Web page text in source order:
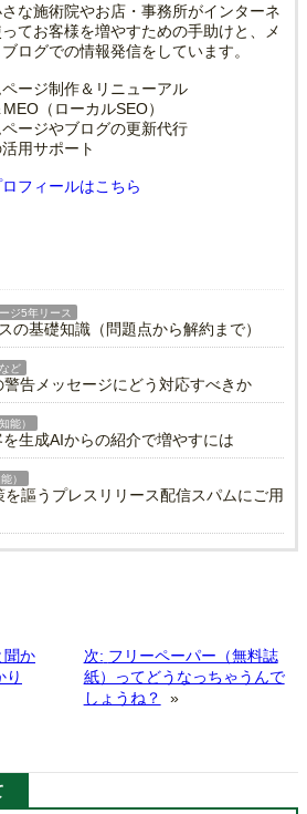
な施術院やお店・事務所がインターネ
てお客様を増やすための手助けと、メ
ログでの情報発信をしています。
ページ制作＆リニューアル
MEO（ローカルSEO）
ページやブログの更新代行
活用サポート
フィールはこちら
ジ5年リース
の基礎知識（問題点から解約まで）
ど
告メッセージにどう対応すべきか
能）
生成AIからの紹介で増やすには
）
謳うプレスリリース配信スパムにご用
聞か
り
次: フリーペーパー（無料誌
紙）ってどうなっちゃうんで
しょうね？
»